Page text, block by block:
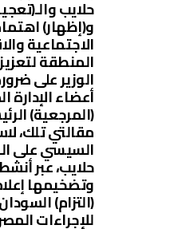
حلايب
و(إظهار)
الاجتماعية
المنطقة
الوزير على
أعضاء الإدارة
(المرجعية)
مقالتي تلك،
السيسي على
حلايب، عبر
وتضخيمها
(التزام)
للإجراءات